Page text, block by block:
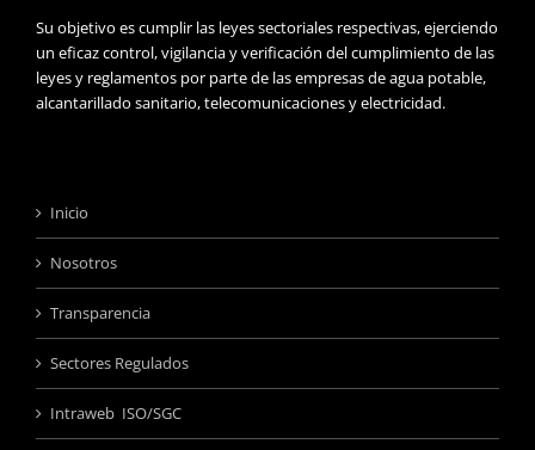
Su objetivo es cumplir las leyes sectoriales respectivas, ejerciendo
un eficaz control, vigilancia y verificación del cumplimiento de las
leyes y reglamentos por parte de las empresas de agua potable,
alcantarillado sanitario, telecomunicaciones y electricidad.
Inicio
Nosotros
Transparencia
Sectores Regulados
Intraweb ISO/SGC